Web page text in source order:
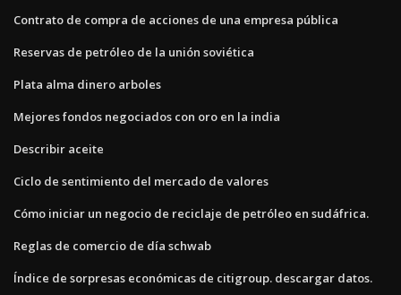
Contrato de compra de acciones de una empresa pública
Reservas de petróleo de la unión soviética
Plata alma dinero arboles
Mejores fondos negociados con oro en la india
Describir aceite
Ciclo de sentimiento del mercado de valores
Cómo iniciar un negocio de reciclaje de petróleo en sudáfrica.
Reglas de comercio de día schwab
Índice de sorpresas económicas de citigroup. descargar datos.